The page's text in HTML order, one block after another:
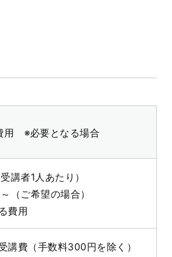
用 ※必要となる場合
講者1人あたり）
（ご希望の場合）
費用
講費（手数料300円を除く）